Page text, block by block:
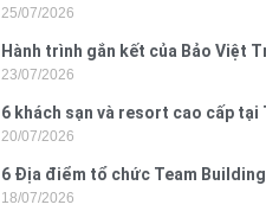
2026
25/07/2026
Hành trình gắn kết của Bảo Việt
- Phú Yên
23/07/2026
6 khách sạn và resort cao cấp
tiện nghi
20/07/2026
6 Địa điểm tổ chức Team
hiện nay
18/07/2026